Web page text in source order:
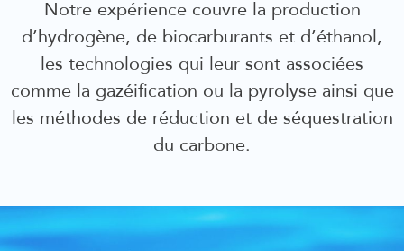
Notre expérience couvre la production
d’hydrogène, de biocarburants et d’éthanol,
les technologies qui leur sont associées
comme la gazéification ou la pyrolyse ainsi que
les méthodes de réduction et de séquestration
du carbone.